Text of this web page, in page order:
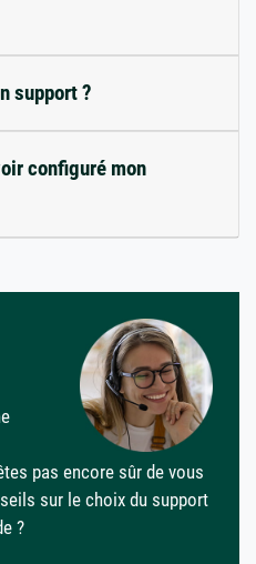
support ?
configuré mon
pas encore sûr de vous
sur le choix du support
?